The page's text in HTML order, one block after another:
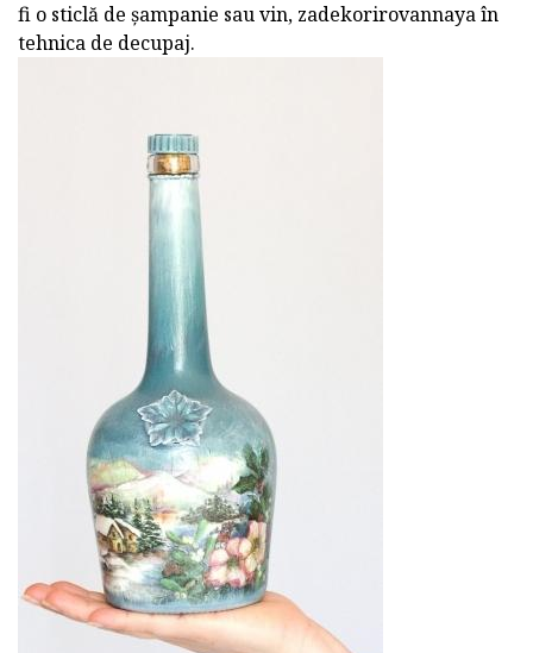
fi o sticlă de șampanie sau vin, zadekorirovannaya în
tehnica de decupaj.